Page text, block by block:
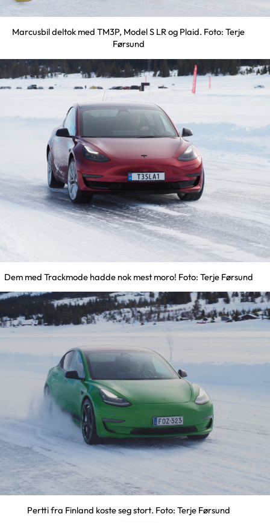
Marcusbil deltok med TM3P, Model S LR og Plaid. Foto: Terje
Førsund
Dem med Trackmode hadde nok mest moro! Foto: Terje Førsund
Pertti fra Finland koste seg stort. Foto: Terje Førsund